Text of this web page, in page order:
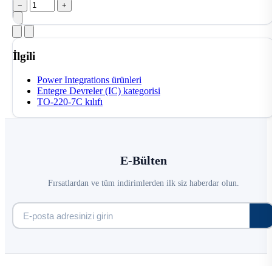
− +
İlgili
Power Integrations ürünleri
Entegre Devreler (IC) kategorisi
TO-220-7C kılıfı
E-Bülten
Fırsatlardan ve tüm indirimlerden ilk siz haberdar olun.